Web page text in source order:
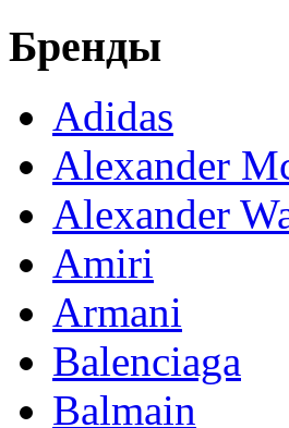
Бренды
Adidas
Alexander
Alexander
Amiri
Armani
Balenciaga
Balmain